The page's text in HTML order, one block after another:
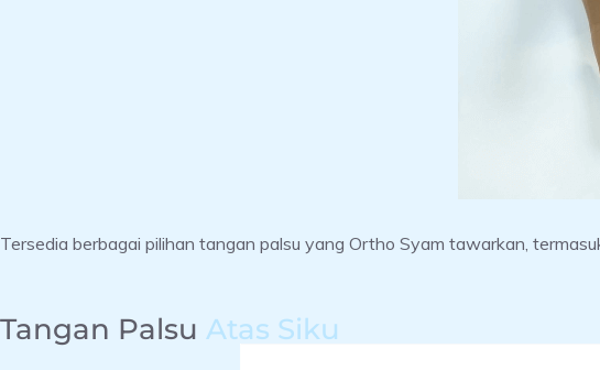
Tersedia berbagai pilihan tangan palsu yang Ortho Syam tawarkan,
Tangan Palsu Atas Siku